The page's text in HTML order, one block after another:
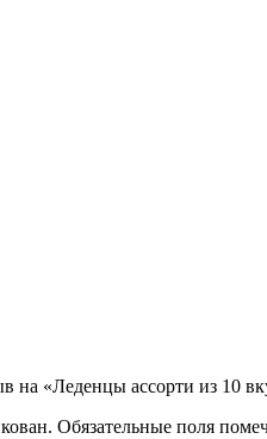
на «Леденцы ассорти из 10
Обязательные поля